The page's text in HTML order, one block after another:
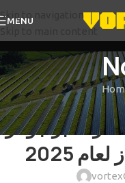
Skip to navigation
Skip to main content
MENU
أكبر جوائز
2025
vortex